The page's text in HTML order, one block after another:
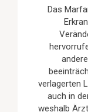
Das
verlagerten
auch in
weshalb